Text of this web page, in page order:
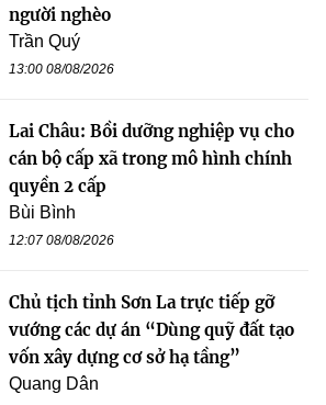
người nghèo
Trần Quý
13:00 08/08/2026
Lai Châu: Bồi dưỡng nghiệp vụ cho
cán bộ cấp xã trong mô hình chính
quyền 2 cấp
Bùi Bình
12:07 08/08/2026
Chủ tịch tỉnh Sơn La trực tiếp gỡ
vướng các dự án “Dùng quỹ đất tạo
vốn xây dựng cơ sở hạ tầng”
Quang Dân